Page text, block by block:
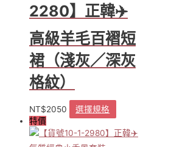
式。
可
在
產
品
頁
面
選
擇
選
項
2280】正韓✈️
高級羊毛百褶短
裙（淺灰／深灰
格紋）
NT$2050 選擇規格
品
特價